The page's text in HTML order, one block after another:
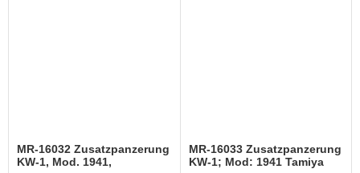
MR-16032 Zusatzpanzerung
KW-1, Mod. 1941,
MR-16033 Zusatzpanzerung
KW-1; Mod: 1941 Tamiya